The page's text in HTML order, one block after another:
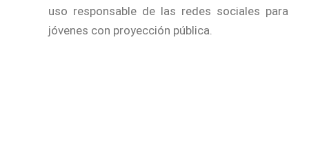
uso responsable de las redes sociales para
jóvenes con proyección pública.